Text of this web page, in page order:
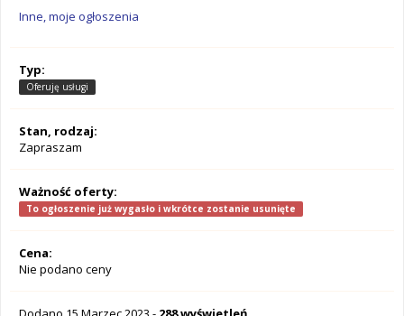
Inne, moje ogłoszenia
Typ:
Oferuję usługi
Stan, rodzaj:
Zapraszam
Ważność oferty:
To ogłoszenie już wygasło i wkrótce zostanie usunięte
Cena:
Nie podano ceny